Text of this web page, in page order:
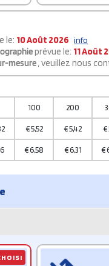
le: 10 Août 2026 info
prévue le: 11 Août
mesure, veuillez nous
100 200
€5,52 €5,42 €
€6,58 €6,31 €